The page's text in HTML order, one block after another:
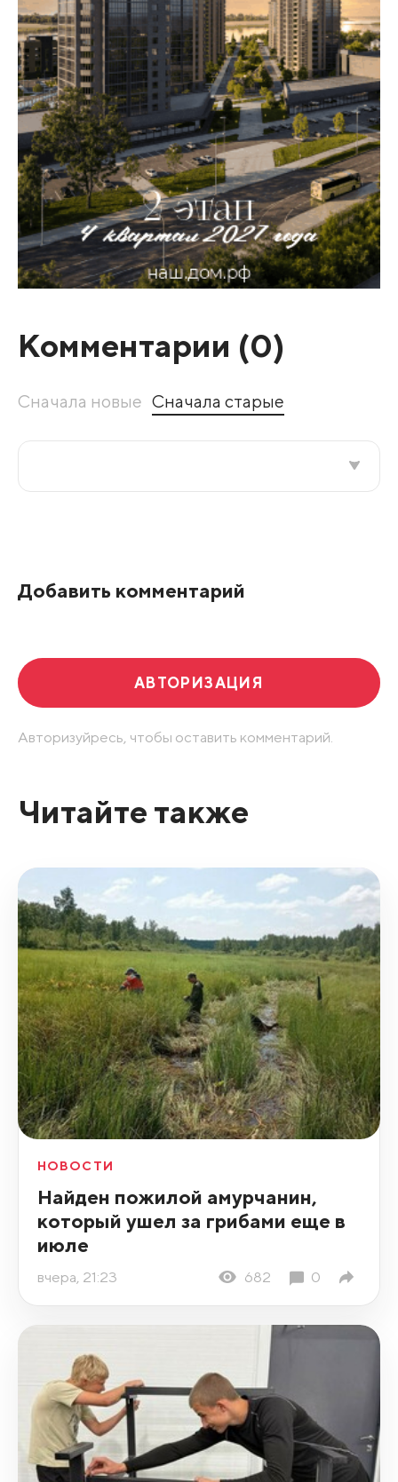
Комментарии (0)
Сначала новые Сначала старые
Добавить комментарий
АВТОРИЗАЦИЯ
Авторизуйресь, чтобы оставить комментарий.
Читайте также
НОВОСТИ
Найден пожилой амурчанин,
который ушел за грибами еще в
июле
вчера, 21:23 682 0